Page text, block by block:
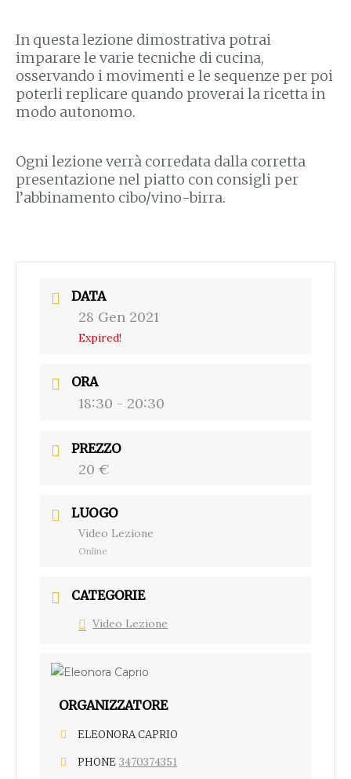
In questa lezione dimostrativa potrai
imparare le varie tecniche di cucina,
osservando i movimenti e le sequenze per poi
poterli replicare quando proverai la ricetta in
modo autonomo.
Ogni lezione verrà corredata dalla corretta
presentazione nel piatto con consigli per
l’abbinamento cibo/vino-birra.
DATA
28 Gen 2021
Expired!
ORA
18:30 - 20:30
PREZZO
20 €
LUOGO
Video Lezione
Online
CATEGORIE
Video Lezione
ORGANIZZATORE
ELEONORA CAPRIO
PHONE 3470374351